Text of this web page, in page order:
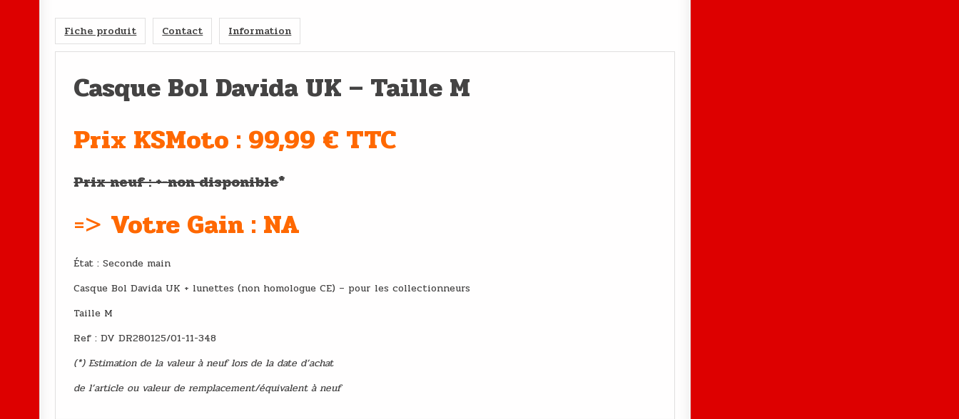
Fiche produit Contact Information
Casque Bol Davida UK – Taille M
Prix KSMoto : 99,99 € TTC
Prix neuf : +-non disponible*
=> Votre Gain : NA
État : Seconde main
Casque Bol Davida UK + lunettes (non homologue CE) – pour les collectionneurs
Taille M
Ref : DV DR280125/01-11-348
(*) Estimation de la valeur à neuf lors de la date d’achat
de l’article ou valeur de remplacement/équivalent à neuf